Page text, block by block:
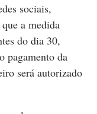
sociais,
a medida
do dia 30,
pagamento da
será autorizado